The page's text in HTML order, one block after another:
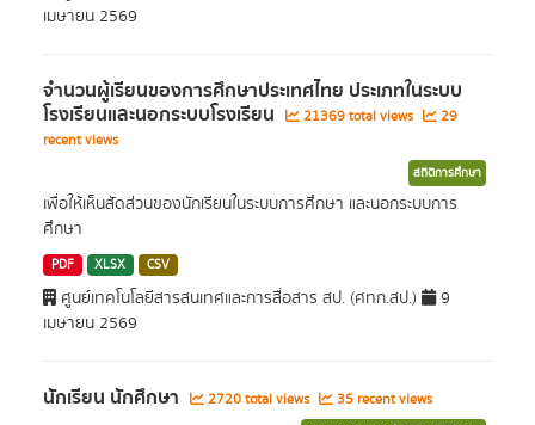
เมษายน 2569
จำนวนผู้เรียนของการศึกษาประเทศไทย ประเภทในระบบ
โรงเรียนและนอกระบบโรงเรียน 21369 total views
29
recent views
สถิติการศึกษา
เพื่อให้เห็นสัดส่วนของนักเรียนในระบบการศึกษา และนอกระบบการ
ศึกษา
PDF XLSX CSV
ศูนย์เทคโนโลยีสารสนเทศและการสื่อสาร สป. (ศทก.สป.)
9
เมษายน 2569
นักเรียน นักศึกษา 2720 total views 35 recent views